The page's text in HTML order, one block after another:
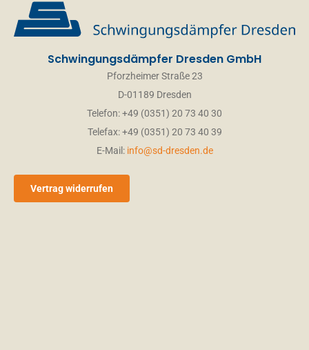
Schwingungsdämpfer Dresden GmbH
Pforzheimer Straße 23
D-01189 Dresden
Telefon: +49 (0351) 20 73 40 30
Telefax: +49 (0351) 20 73 40 39
E-Mail: info@sd-dresden.de
Vertrag widerrufen